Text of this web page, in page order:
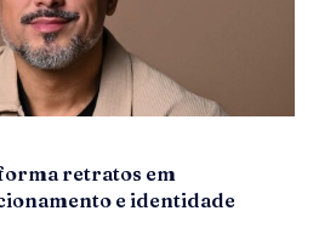
retratos em
e identidade